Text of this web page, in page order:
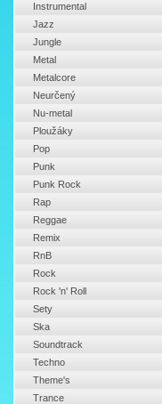
Instrumental
Jazz
Jungle
Metal
Metalcore
Neurčený
Nu-metal
Ploužáky
Pop
Punk
Punk Rock
Rap
Reggae
Remix
RnB
Rock
Rock 'n' Roll
Sety
Ska
Soundtrack
Techno
Theme's
Trance